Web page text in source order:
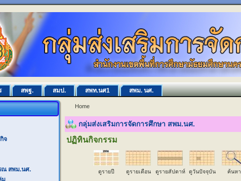
สพฐ. สมป. สพท.นศ1 สพม. นศ.
จ
ณ สพม.นศ.
ม
Home
กลุ่มส่งเสริมการจัดการศึกษา สพม.นศ.
ปฏิทินกิจกรรม
ดูรายปี ดูรายเดือน ดูรายสัปดาห์ ดูวันปัจจุบัน ค้นหา